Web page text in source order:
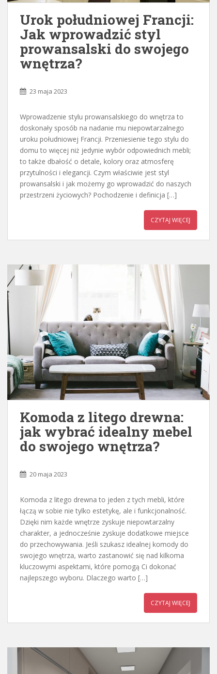
Urok południowej Francji:
Jak wprowadzić styl
prowansalski do swojego
wnętrza?
23 maja 2023
Wprowadzenie stylu prowansalskiego do wnętrza to
doskonały sposób na nadanie mu niepowtarzalnego
uroku południowej Francji. Przeniesienie tego stylu do
domu to więcej niż jedynie wybór odpowiednich mebli;
to także dbałość o detale, kolory oraz atmosferę
przytulności i elegancji. Czym właściwie jest styl
prowansalski i jak możemy go wprowadzić do naszych
przestrzeni życiowych? Pochodzenie i definicja […]
CZYTAJ WIĘCEJ
Komoda z litego drewna:
jak wybrać idealny mebel
do swojego wnętrza?
20 maja 2023
Komoda z litego drewna to jeden z tych mebli, które
łączą w sobie nie tylko estetykę, ale i funkcjonalność.
Dzięki nim każde wnętrze zyskuje niepowtarzalny
charakter, a jednocześnie zyskuje dodatkowe miejsce
do przechowywania. Jeśli szukasz idealnej komody do
swojego wnętrza, warto zastanowić się nad kilkoma
kluczowymi aspektami, które pomogą Ci dokonać
najlepszego wyboru. Dlaczego warto […]
CZYTAJ WIĘCEJ